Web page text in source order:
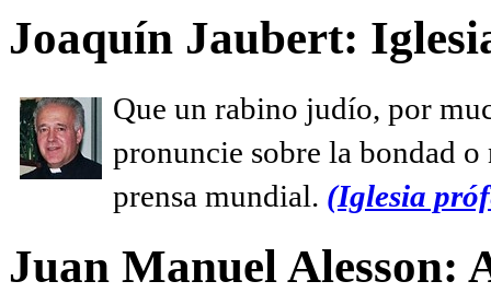
Joaquín Jaubert:
Que un rabino judío, por
pronuncie sobre la bondad
prensa mundial. (Iglesia
Juan Manuel Alesson: